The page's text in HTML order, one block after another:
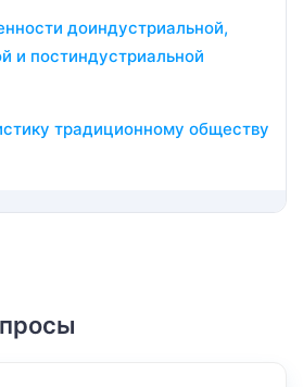
доиндустриальной,
и постиндустриальной
традиционному обществу